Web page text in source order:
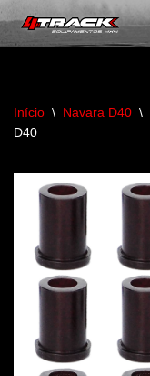
Avançar
conteúdo
Início \ Navara D40 \
D40